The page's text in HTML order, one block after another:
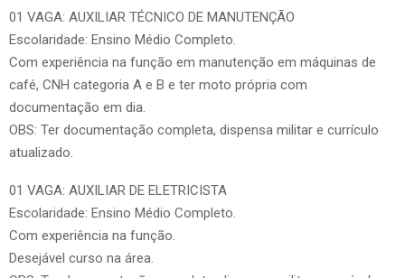
01 VAGA: AUXILIAR TÉCNICO DE MANUTENÇÃO
Escolaridade: Ensino Médio Completo.
Com experiência na função em manutenção em máquinas de
café, CNH categoria A e B e ter moto própria com
documentação em dia.
OBS: Ter documentação completa, dispensa militar e currículo
atualizado.
01 VAGA: AUXILIAR DE ELETRICISTA
Escolaridade: Ensino Médio Completo.
Com experiência na função.
Desejável curso na área.